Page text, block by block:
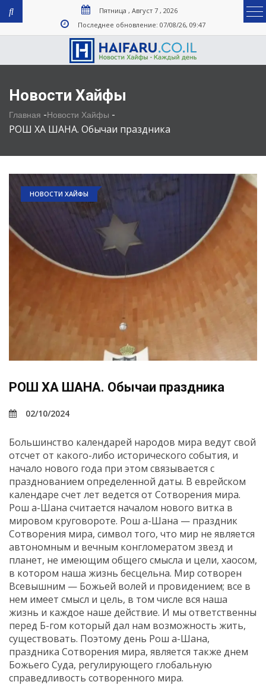
Пятница , Август 7 , 2026
Последнее обновление: 07/08/26, 09:47
Новости Хайфы
Главная -Новости Хайфы -
РОШ ХА ШАНА. Обычаи праздника
НОВОСТИ ХАЙФЫ
РОШ ХА ШАНА. Обычаи праздника
02/10/2024
Большинство календарей народов мира ведут свой
отсчет от какого-либо исторического события, и
начало нового года при этом связывается с
празднованием определенной даты. В еврейском
календаре счет лет ведется от Сотворения мира.
Рош а-Шана считается началом нового витка в
мировом круговороте. Рош а-Шана — праздник
Сотворения мира, символ того, что мир не является
автономным и вечным конгломератом звезд и
планет, не имеющим общего смысла и цели, хаосом,
в котором наша жизнь бесцельна. Мир сотворен
Всевышним — Божьей волей и провидением; все в
нем имеет смысл и цель, в том числе вся наша
жизнь и каждое наше действие. И мы ответственны
перед Б-гом который дал нам возможность жить,
существовать. Поэтому день Рош а-Шана,
праздника Сотворения мира, является также днем
Божьего Суда, регулирующего глобальную
справедливость сотворенного мира.